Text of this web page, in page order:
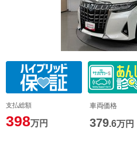
支払総額
398万円
車両価格
379.6万円